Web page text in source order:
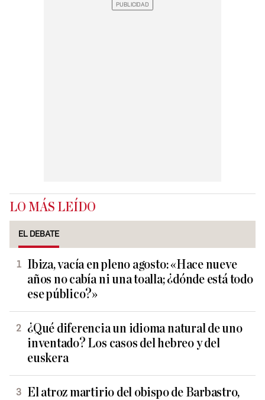
LO MÁS LEÍDO
EL DEBATE
Ibiza, vacía en pleno agosto: «Hace nueve
años no cabía ni una toalla; ¿dónde está todo
ese público?»
¿Qué diferencia un idioma natural de uno
inventado? Los casos del hebreo y del
euskera
El atroz martirio del obispo de Barbastro,